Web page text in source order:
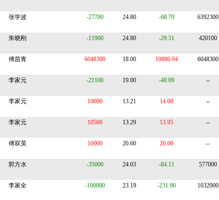
张学波 -27700 24.80 -68.70 6392300
朱晓刚 -11900 24.80 -29.51 420100
傅苗青 6048300 18.00 10886.94 6048300
李家元 -21100 19.00 -40.09 --
李家元 10600 13.21 14.00 --
李家元 10500 13.29 13.95 --
傅双英 10000 20.60 20.60 --
郭方水 -35000 24.03 -84.11 577000
李家全 -100000 23.19 -231.90 1032000